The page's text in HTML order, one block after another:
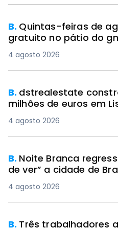
B. Quintas-feiras de
gratuito no pátio do
4 agosto 2026
B. dstrealestate
milhões de euros em
4 agosto 2026
B. Noite Branca
de ver” a cidade de
4 agosto 2026
B. Três trabalhadores